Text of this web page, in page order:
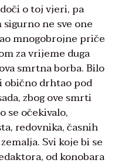
o toj vjeri, pa
ne sve one
mnogobrojne priče
za vrijeme duga
smrtna borba. Bilo
obično drhtao pod
zbog ove smrti
se očekivalo,
redovnika, časnih
Svi koje bi se
od konobara